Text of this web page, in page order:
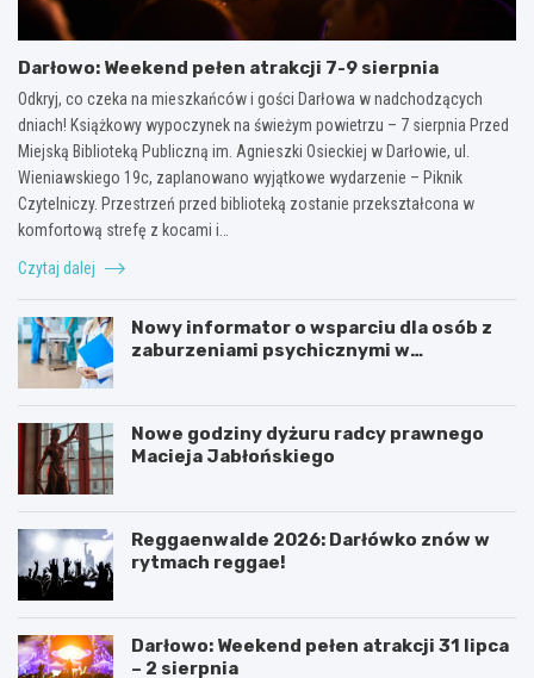
Darłowo: Weekend pełen atrakcji 7-9 sierpnia
Odkryj, co czeka na mieszkańców i gości Darłowa w nadchodzących
dniach! Książkowy wypoczynek na świeżym powietrzu – 7 sierpnia Przed
Miejską Biblioteką Publiczną im. Agnieszki Osieckiej w Darłowie, ul.
Wieniawskiego 19c, zaplanowano wyjątkowe wydarzenie – Piknik
Czytelniczy. Przestrzeń przed biblioteką zostanie przekształcona w
komfortową strefę z kocami i…
Czytaj dalej
Nowy informator o wsparciu dla osób z
zaburzeniami psychicznymi w
Nowe godziny dyżuru radcy prawnego
Macieja Jabłońskiego
Reggaenwalde 2026: Darłówko znów w
rytmach reggae!
Darłowo: Weekend pełen atrakcji 31 lipca
– 2 sierpnia